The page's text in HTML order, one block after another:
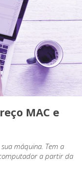
MAC e
máquina. Tem a
a partir da